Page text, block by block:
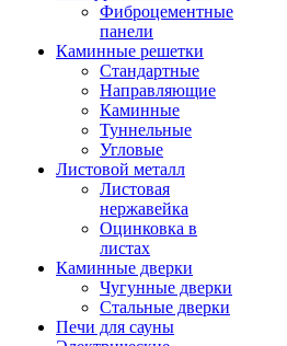
Фиброцементные
панели
Каминные решетки
Стандартные
Направляющие
Каминные
Туннельные
Угловые
Листовой металл
Листовая
нержавейка
Оцинковка в
листах
Каминные дверки
Чугунные дверки
Стальные дверки
Печи для сауны